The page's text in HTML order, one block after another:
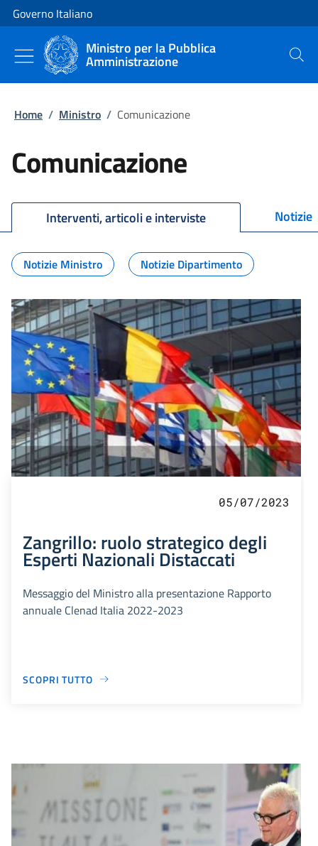
Vai al contenuto
Vai alla navigazione del sito
Governo Italiano
Ministro per la Pubblica
Amministrazione Cerca
Home / Ministro / Comunicazione
Comunicazione
Interventi, articoli e interviste Notizie
Notizie Ministro Notizie Dipartimento
05/07/2023
Zangrillo: ruolo strategico degli
Esperti Nazionali Distaccati
Messaggio del Ministro alla presentazione Rapporto
annuale Clenad Italia 2022-2023
SCOPRI TUTTO